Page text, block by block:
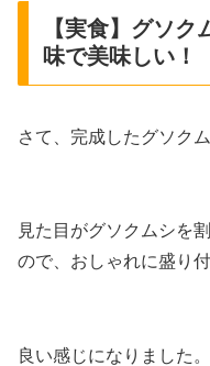
【実食】グソ
味で美味しい！
さて、完成したグソク
見た目がグソクムシを
ので、おしゃれに盛り
良い感じになりました。